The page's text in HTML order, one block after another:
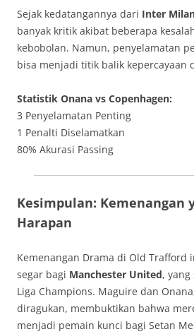
Sejak kedatangannya dari Inter
banyak kritik akibat beberapa
kebobolan. Namun, penyelamatan
bisa menjadi titik balik kepercayaan
Statistik Onana vs Copenhagen:
3 Penyelamatan Penting
1 Penalti Diselamatkan
80% Akurasi Passing
Kesimpulan: Kemenangan
Harapan
Kemenangan Drama di Old Trafford
segar bagi Manchester United,
Liga Champions. Maguire dan
diragukan, membuktikan bahwa
menjadi pemain kunci bagi Setan